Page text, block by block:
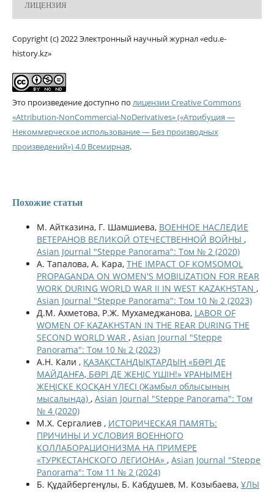
ЛИЦЕНЗИЯ
Copyright (c) 2022 Электронный научный журнал «edu.e-
history.kz»
Это произведение доступно по лицензии Creative Commons
«Attribution-NonCommercial-NoDerivatives» («Атрибуция —
Некоммерческое использование — Без производных
произведений») 4.0 Всемирная.
Похожие статьи
М. Айтказина, Г. Шамшиева, ВОЕННОЕ НАСЛЕДИЕ
ВЕТЕРАНОВ ВЕЛИКОЙ ОТЕЧЕСТВЕННОЙ ВОЙНЫ ,
Asian Journal "Steppe Panorama": Том № 2 (2020)
А. Тапалова, А. Кара, THE IMPACT OF KOMSOMOL
PROPAGANDA ON WOMEN'S MOBILIZATION FOR REAR
WORK DURING WORLD WAR II IN WEST KAZAKHSTAN ,
Asian Journal "Steppe Panorama": Том 10 № 2 (2023)
Д.М. Ахметова, Р.Ж. Мухамеджанова, LABOR OF
WOMEN OF KAZAKHSTAN IN THE REAR DURING THE
SECOND WORLD WAR , Asian Journal "Steppe
Panorama": Том 10 № 2 (2023)
А.Н. Кали , ҚАЗАҚСТАНДЫҚТАРДЫҢ «БƏРІ ДЕ
МАЙДАНҒА, БƏРІ ДЕ ЖЕҢІС ҮШІН!» ҰРАНЫМЕН
ЖЕҢІСКЕ ҚОСҚАН ҮЛЕСІ (Жамбыл облысының
мысалында) , Asian Journal "Steppe Panorama": Том
№ 4 (2020)
М.Х. Сергалиев , ИСТОРИЧЕСКАЯ ПАМЯТЬ:
ПРИЧИНЫ И УСЛОВИЯ ВОЕННОГО
КОЛЛАБОРАЦИОНИЗМА НА ПРИМЕРЕ
«ТУРКЕСТАНСКОГО ЛЕГИОНА» , Asian Journal "Steppe
Panorama": Том 11 № 2 (2024)
Б. Құдайбергенұлы, Б. Кабдушев, М. Козыбаева, ҰЛЫ